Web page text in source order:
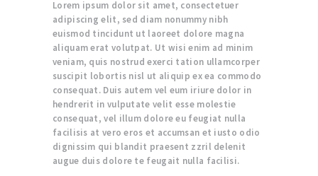
Lorem ipsum dolor sit amet, consectetuer
adipiscing elit, sed diam nonummy nibh
euismod tincidunt ut laoreet dolore magna
aliquam erat volutpat. Ut wisi enim ad minim
veniam, quis nostrud exerci tation ullamcorper
suscipit lobortis nisl ut aliquip ex ea commodo
consequat. Duis autem vel eum iriure dolor in
hendrerit in vulputate velit esse molestie
consequat, vel illum dolore eu feugiat nulla
facilisis at vero eros et accumsan et iusto odio
dignissim qui blandit praesent zzril delenit
augue duis dolore te feugait nulla facilisi.